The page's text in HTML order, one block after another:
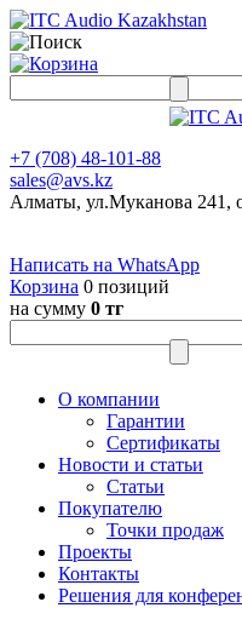
+7 (708) 48-101-88
sales@avs.kz
Алматы, ул.Муканова 241,
Написать на WhatsApp
Корзина 0 позиций
на сумму 0 тг
О компании
Гарантии
Сертификаты
Новости и статьи
Статьи
Покупателю
Точки продаж
Проекты
Контакты
Решения для